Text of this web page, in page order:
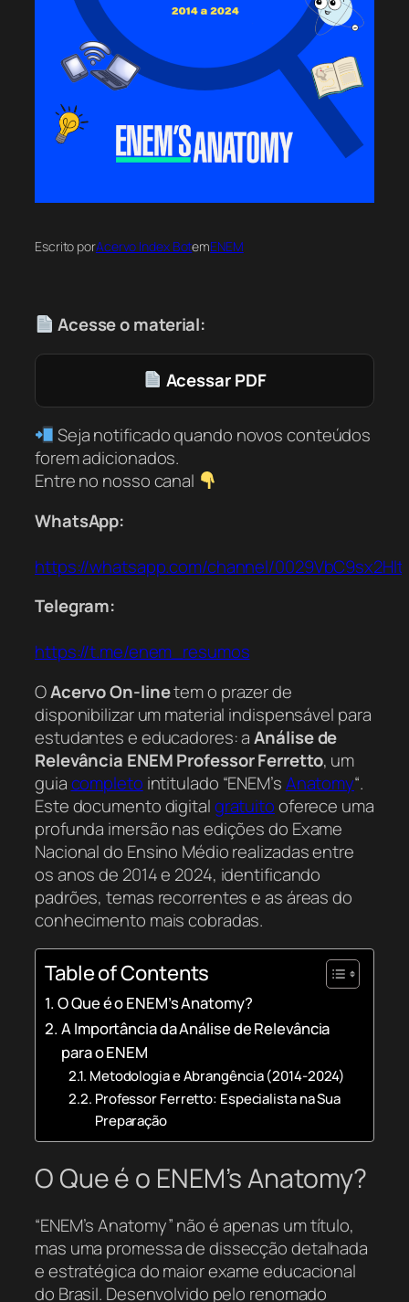
Escrito porAcervo Index BotemENEM
Acesse o material:
Acessar PDF
Seja notificado quando novos conteúdos
forem adicionados.
Entre no nosso canal
WhatsApp:
https://whatsapp.com/channel/
Telegram:
https://t.me/enem_resumos
OAcervo On-linetem o prazer de
disponibilizar um material indispensável para
estudantes e educadores: aAnálise de
Relevância ENEM Professor Ferretto, um
guiacompleto intitulado “ENEM’sAnatomy“.
Este documento digitalgratuitooferece uma
profunda imersão nas edições do Exame
Nacional do Ensino Médio realizadas entre
os anos de 2014 e 2024, identificando
padrões, temas recorrentes e as áreas do
conhecimento mais cobradas.
Table of Contents
O Que é o ENEM’s Anatomy?
A Importância da Análise de Relevância
para o ENEM
Metodologia e Abrangência (2014-2024)
Professor Ferretto: Especialista na Sua
Preparação
O Que é o ENEM’s Anatomy?
“ENEM’s Anatomy” não é apenas um título,
mas uma promessa de dissecção detalhada
e estratégica do maior exame educacional
do Brasil. Desenvolvido pelo renomado